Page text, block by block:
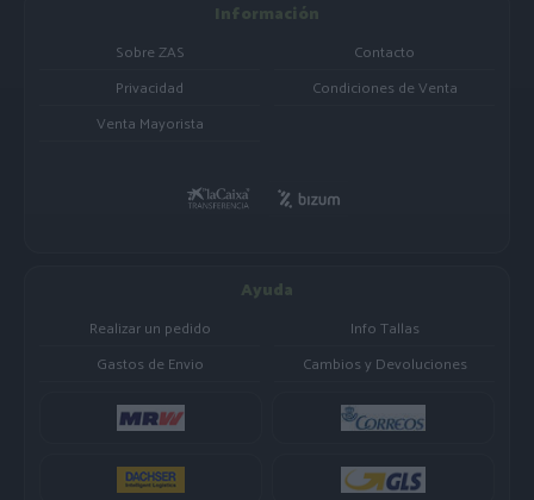
Información
Sobre ZAS
Contacto
Privacidad
Condiciones de Venta
Venta Mayorista
Ayuda
Realizar un pedido
Info Tallas
Gastos de Envio
Cambios y Devoluciones